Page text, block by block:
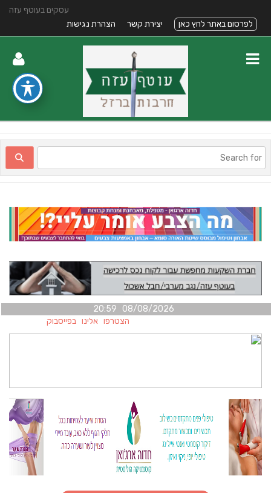
עסקים בעוטף עזה
לפרסום באתר לחץ כאן
יצירת קשר הצהרת נגישות
08/08/2026 20:59
הצטרפו אלינו בפייסבוק